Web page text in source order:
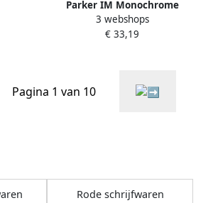
Parker IM Monochrome
roller Bordeaux fijn giftbox
3 webshops
€ 33,19
Pagina 1 van 10
Rode schrijfwaren